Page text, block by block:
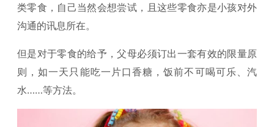
类零食，自己当然会想尝试，且这些零食亦是小孩对外
沟通的讯息所在。
但是对于零食的给予，父母必须订出一套有效的限量原
则，如一天只能吃一片口香糖，饭前不可喝可乐、汽
水……等方法。